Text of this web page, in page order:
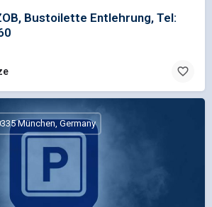
Bustoilette Entlehrung, Tel:
München, Germany